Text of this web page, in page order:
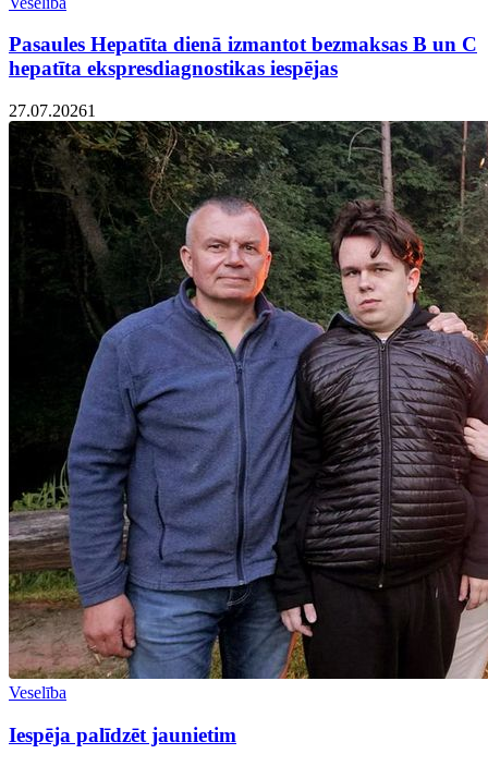
Pasaules Hepatīta dienā izmantot bezmaksas B un C
hepatīta ekspresdiagnostikas iespējas
27.07.20261
Veselība
Iespēja palīdzēt jaunietim